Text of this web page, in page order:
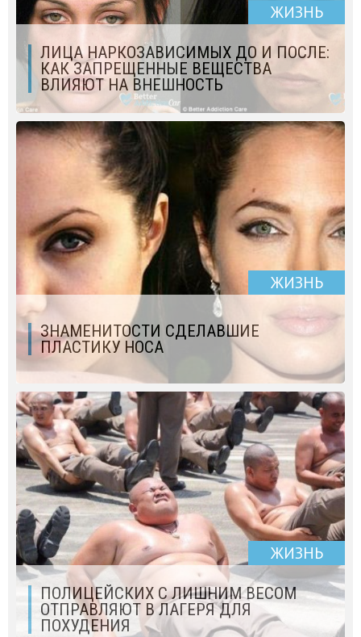
ЖИЗНЬ
ЛИЦА НАРКОЗАВИСИМЫХ ДО И ПОСЛЕ:
КАК ЗАПРЕЩЕННЫЕ ВЕЩЕСТВА
ВЛИЯЮТ НА ВНЕШНОСТЬ
ЖИЗНЬ
ЗНАМЕНИТОСТИ СДЕЛАВШИЕ
ПЛАСТИКУ НОСА
ЖИЗНЬ
ПОЛИЦЕЙСКИХ С ЛИШНИМ ВЕСОМ
ОТПРАВЛЯЮТ В ЛАГЕРЯ ДЛЯ
ПОХУДЕНИЯ